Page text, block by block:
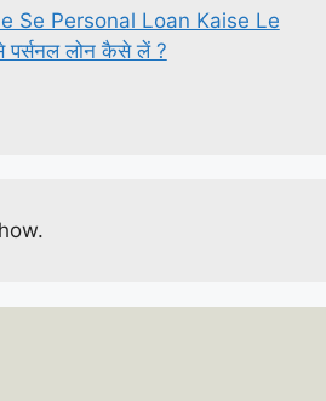
Se Personal Loan Kaise Le
पर्सनल लोन कैसे लें ?